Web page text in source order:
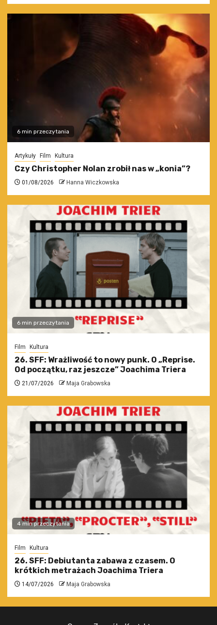
6 min przeczytania
Artykuły Film Kultura
Czy Christopher Nolan zrobił nas w „konia”?
01/08/2026 Hanna Wiczkowska
6 min przeczytania
Film Kultura
26. SFF: Wrażliwość to nowy punk. O „Reprise.
Od początku, raz jeszcze” Joachima Triera
21/07/2026 Maja Grabowska
4 min przeczytania
Film Kultura
26. SFF: Debiutanta zabawa z czasem. O
krótkich metrażach Joachima Triera
14/07/2026 Maja Grabowska